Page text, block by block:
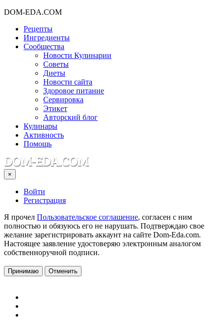
DOM-EDA.COM
Рецепты
Ингредиенты
Сообщества
Новости Кулинарии
Советы
Диеты
Новости сайта
Здоровое питание
Сервировка
Этикет
Авторский блог
Кулинары
Активность
Помощь
×
Войти
Регистрация
Я прочел Пользовательское соглашение, согласен с ним
полностью и обязуюсь его не нарушать. Подтверждаю свое
желание зарегистрировать аккаунт на сайте Dom-Eda.com.
Настоящее заявление удостоверяю электронным аналогом
собственноручной подписи.
Принимаю Отменить